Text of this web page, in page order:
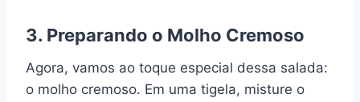
3. Preparando o Molho Cremoso
Agora, vamos ao toque especial dessa salada:
o molho cremoso. Em uma tigela, misture o